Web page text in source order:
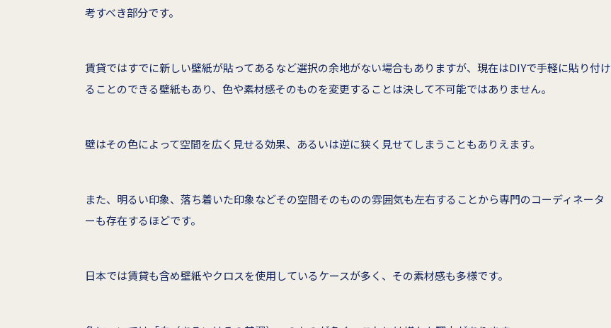
考すべき部分です。
賃貸ではすでに新しい壁紙が貼ってあるなど選択の余地がない場合もありますが、現在はDIYで手軽に貼り付け
ることのできる壁紙もあり、色や素材感そのものを変更することは決して不可能ではありません。
壁はその色によって空間を広く見せる効果、あるいは逆に狭く見せてしまうこともありえます。
また、明るい印象、落ち着いた印象などその空間そのものの雰囲気も左右することから専門のコーディネータ
ーも存在するほどです。
日本では賃貸も含め壁紙やクロスを使用しているケースが多く、その素材感も多様です。